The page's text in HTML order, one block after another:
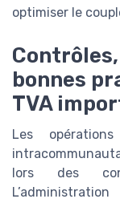
optimiser le
bonnes
TVA
Les
lors des